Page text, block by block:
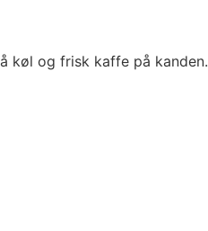
køl og frisk kaffe på kanden.